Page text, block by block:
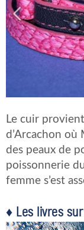
Le cuir
d’Arcachon où
des peaux de
poissonnerie
femme s’est
♦ Les livres